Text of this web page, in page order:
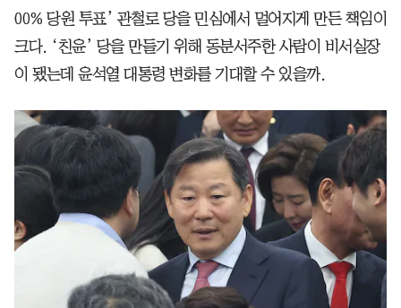
00% 당원 투표’ 관철로 당을 민심에서 멀어지게 만든 책임이
크다. ‘친윤’ 당을 만들기 위해 동분서주한 사람이 비서실장
이 됐는데 윤석열 대통령 변화를 기대할 수 있을까.